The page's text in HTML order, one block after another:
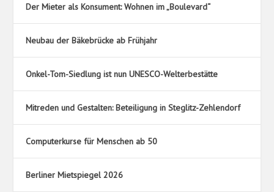
Der Mieter als Konsument: Wohnen im „Boulevard“
Neubau der Bäkebrücke ab Frühjahr
Onkel-Tom-Siedlung ist nun UNESCO-Welterbestätte
Mitreden und Gestalten: Beteiligung in Steglitz-Zehlendorf
Computerkurse für Menschen ab 50
Berliner Mietspiegel 2026